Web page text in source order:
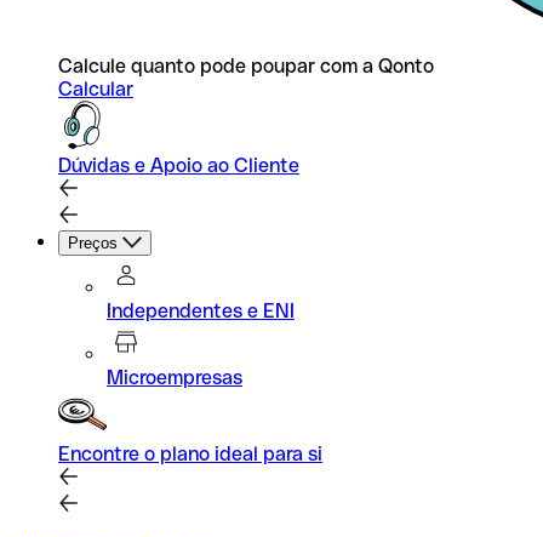
Calcule quanto pode poupar com a Qonto
Calcular
Dúvidas e Apoio ao Cliente
Preços
Independentes e ENI
Microempresas
Encontre o plano ideal para si